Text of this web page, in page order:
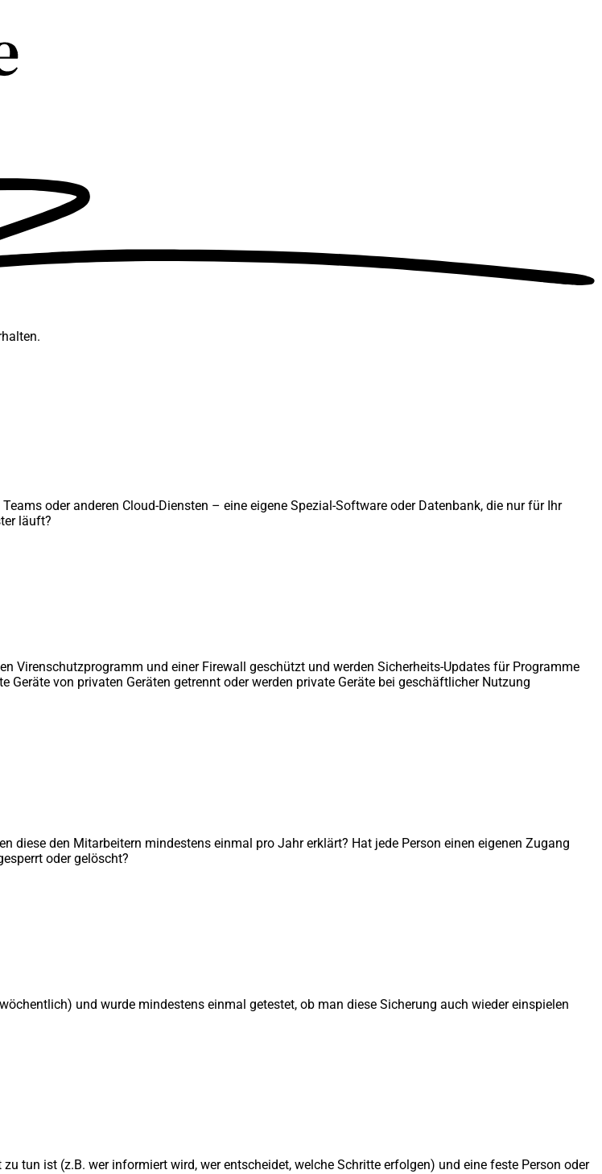
oder anderen Cloud-Diensten – eine eigene Spezial-Software oder Datenbank, die nur für Ihr
läuft?
Virenschutzprogramm und einer Firewall geschützt und werden Sicherheits-Updates für Programme
von privaten Geräten getrennt oder werden private Geräte bei geschäftlicher Nutzung
diese den Mitarbeitern mindestens einmal pro Jahr erklärt? Hat jede Person einen eigenen Zugang
oder gelöscht?
und wurde mindestens einmal getestet, ob man diese Sicherung auch wieder einspielen
tun ist (z.B. wer informiert wird, wer entscheidet, welche Schritte erfolgen) und eine feste Person oder